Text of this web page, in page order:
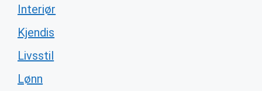
Interiør
Kjendis
Livsstil
Lønn